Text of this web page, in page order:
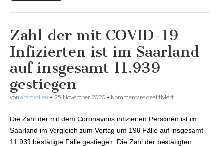
Zahl der mit COVID-19
Infizierten ist im Saarland
auf insgesamt 11.939
gestiegen
von aramedien • 25. November 2020 • Kommentare deaktiviert
Saarland auf
insgesamt 11.939
gestiegen
Die Zahl der mit dem Coronavirus infizierten Personen ist im
Saarland im Vergleich zum Vortag um 198 Fälle auf insgesamt
11.939 bestätigte Fälle gestiegen. Die Zahl der bestätigten